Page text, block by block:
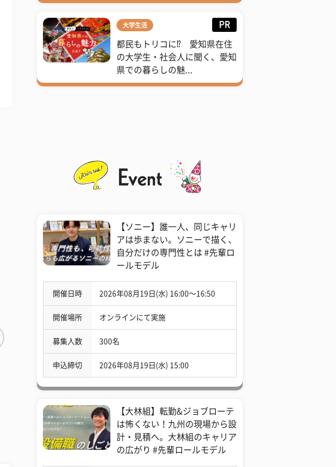
大学生活 PR
都民もトリコに⁉ 愛知県在住
の大学生・社会人に聞く、愛知
県での暮らしの魅...
【ソニー】誰一人、同じキャリ
アは歩まない。ソニーで描く、
自分だけの専門性とは #先輩ロ
ールモデル
開催日時 2026年08月19日(水) 16:00〜16:50
開催場所 オンラインにて実施
募集人数 300名
申込締切 2026年08月19日(水) 15:00
【大林組】転勤&ジョブローテ
は怖くない！九州の現場から設
計・見積へ。大林組のキャリア
の広がり #先輩ロールモデル